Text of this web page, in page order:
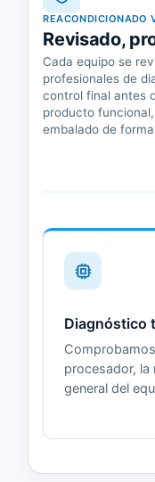
REACONDICIONADO
Revisado,
Cada equipo se
profesionales de
control final antes
producto
embalado de
Diagnóstico
procesador, la
general del